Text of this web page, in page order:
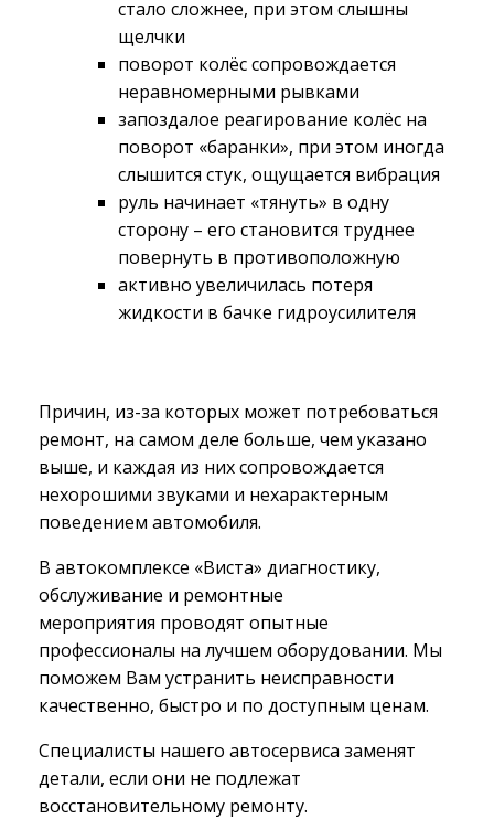
стало сложнее, при этом слышны
щелчки
поворот колёс сопровождается
неравномерными рывками
запоздалое реагирование колёс на
поворот «баранки», при этом иногда
слышится стук, ощущается вибрация
руль начинает «тянуть» в одну
сторону – его становится труднее
повернуть в противоположную
активно увеличилась потеря
жидкости в бачке гидроусилителя
Причин, из-за которых может потребоваться
ремонт, на самом деле больше, чем указано
выше, и каждая из них сопровождается
нехорошими звуками и нехарактерным
поведением автомобиля.
В автокомплексе «Виста» диагностику,
обслуживание и ремонтные
мероприятия проводят опытные
профессионалы на лучшем оборудовании. Мы
поможем Вам устранить неисправности
качественно, быстро и по доступным ценам.
Специалисты нашего автосервиса заменят
детали, если они не подлежат
восстановительному ремонту.